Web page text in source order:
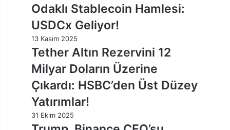
Odaklı Stablecoin Hamlesi:
USDCx Geliyor!
13 Kasım 2025
Tether Altın Rezervini 12
Milyar Doların Üzerine
Çıkardı: HSBC’den Üst Düzey
Yatırımlar!
31 Ekim 2025